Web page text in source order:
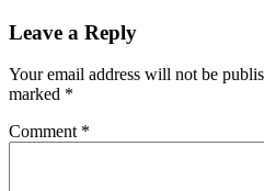
Leave a Reply
Your email address will not be
marked *
Comment *